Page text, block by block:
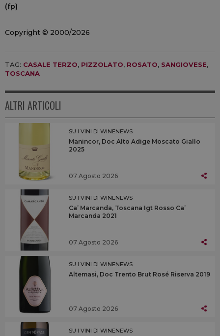
(fp)
Copyright © 2000/2026
TAG: CASALE TERZO, PIZZOLATO, ROSATO, SANGIOVESE,
TOSCANA
ALTRI ARTICOLI
SU I VINI DI WINENEWS
Manincor, Doc Alto Adige Moscato Giallo
2025
07 Agosto 2026
SU I VINI DI WINENEWS
Ca’ Marcanda, Toscana Igt Rosso Ca’
Marcanda 2021
07 Agosto 2026
SU I VINI DI WINENEWS
Altemasi, Doc Trento Brut Rosé Riserva 2019
07 Agosto 2026
SU I VINI DI WINENEWS